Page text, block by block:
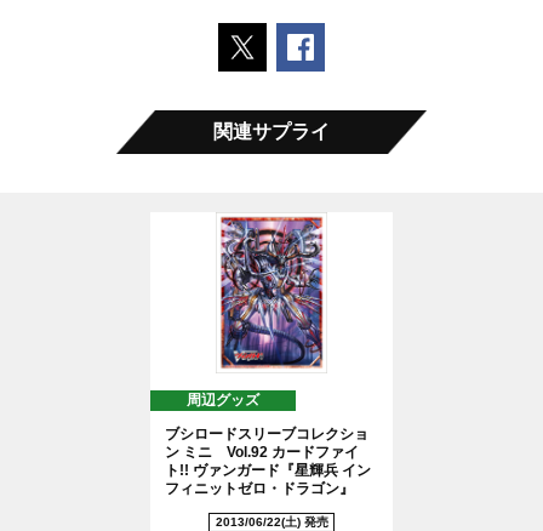
ポストする
関連サプライ
周辺グッズ
ブシロードスリーブコレクショ
ン ミニ Vol.92 カードファイ
ト!! ヴァンガード『星輝兵 イン
フィニットゼロ・ドラゴン』
2013/06/22(土) 発売